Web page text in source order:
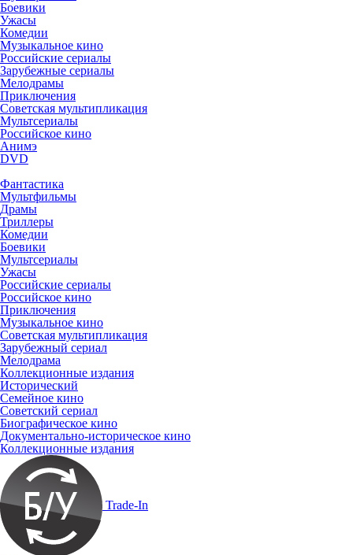
Боевики
Ужасы
Комедии
Музыкальное кино
Российские сериалы
Зарубежные сериалы
Мелодрамы
Приключения
Советская мультипликация
Мультсериалы
Российское кино
Анимэ
DVD
Фантастика
Мультфильмы
Драмы
Триллеры
Комедии
Боевики
Мультсериалы
Ужасы
Российские сериалы
Российское кино
Приключения
Музыкальное кино
Советская мультипликация
Зарубежный сериал
Мелодрама
Коллекционные издания
Исторический
Семейное кино
Советский сериал
Биографическое кино
Документально-историческое кино
Коллекционные издания
Trade-In